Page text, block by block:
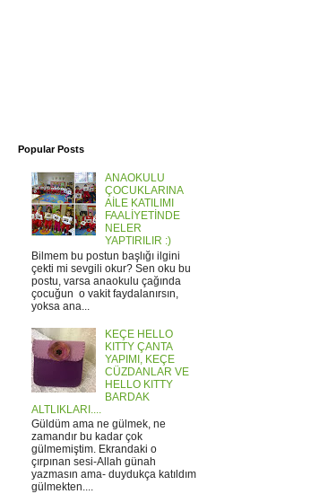
Popular Posts
ANAOKULU
ÇOCUKLARINA
AİLE KATILIMI
FAALİYETİNDE
NELER
YAPTIRILIR :)
Bilmem bu postun başlığı ilgini
çekti mi sevgili okur? Sen oku bu
postu, varsa anaokulu çağında
çocuğun o vakit faydalanırsın,
yoksa ana...
KEÇE HELLO
KITTY ÇANTA
YAPIMI, KEÇE
CÜZDANLAR VE
HELLO KITTY
BARDAK
ALTLIKLARI....
Güldüm ama ne gülmek, ne
zamandır bu kadar çok
gülmemiştim. Ekrandaki o
çırpınan sesi-Allah günah
yazmasın ama- duydukça katıldım
gülmekten....